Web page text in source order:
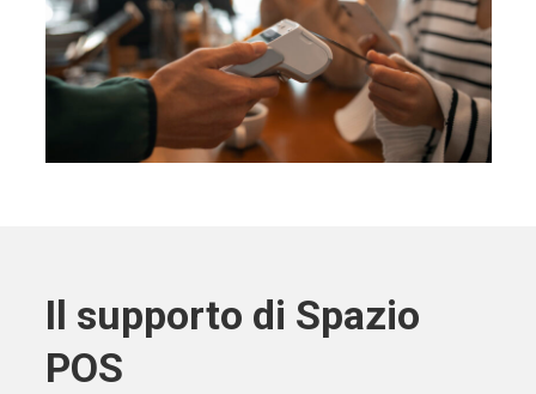
Il supporto di Spazio
POS